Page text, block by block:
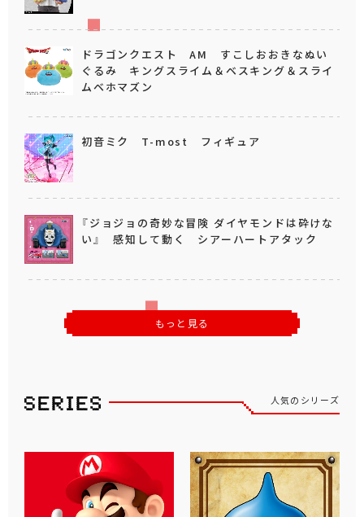
ドラゴンクエスト AM すこしおおきなぬい
ぐるみ キングスライム＆ベスキング＆スライ
ムベホマズン
初音ミク T-most フィギュア
『ジョジョの奇妙な冒険 ダイヤモンドは砕けな
い』 感知して動く シアーハートアタック
もっと見る
人気のシリーズ